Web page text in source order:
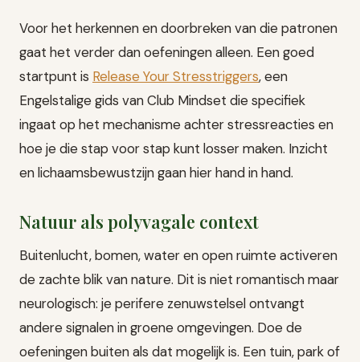
Voor het herkennen en doorbreken van die patronen
gaat het verder dan oefeningen alleen. Een goed
startpunt is Release Your Stresstriggers, een
Engelstalige gids van Club Mindset die specifiek
ingaat op het mechanisme achter stressreacties en
hoe je die stap voor stap kunt losser maken. Inzicht
en lichaamsbewustzijn gaan hier hand in hand.
Natuur als polyvagale context
Buitenlucht, bomen, water en open ruimte activeren
de zachte blik van nature. Dit is niet romantisch maar
neurologisch: je perifere zenuwstelsel ontvangt
andere signalen in groene omgevingen. Doe de
oefeningen buiten als dat mogelijk is. Een tuin, park of